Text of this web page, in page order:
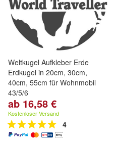
Weltkugel Aufkleber Erde
Erdkugel in 20cm, 30cm,
40cm, 55cm für Wohnmobil
43/5/6
ab 16,58 €
Kostenloser Versand
4